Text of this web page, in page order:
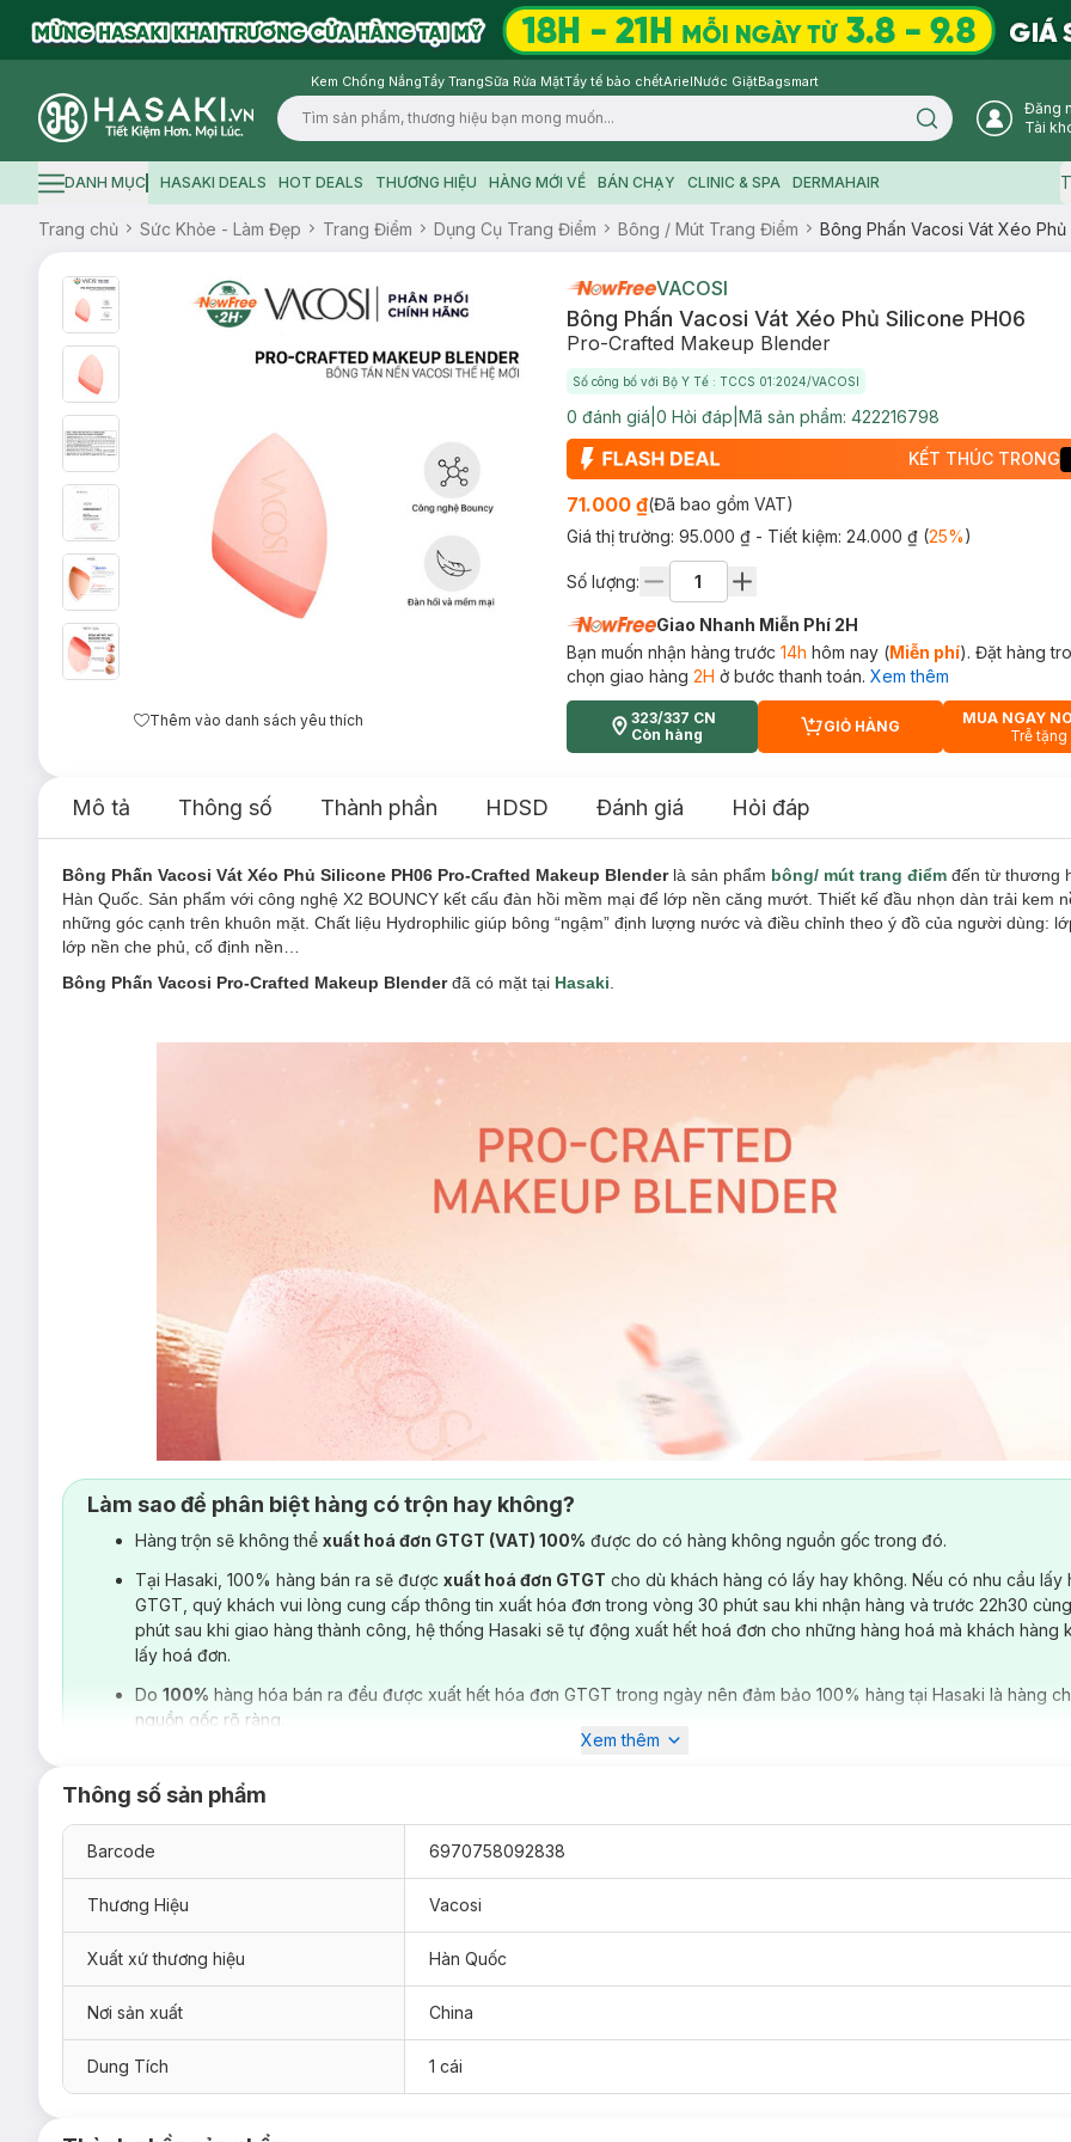
Kem Chống NắngTẩy TrangSữa Rửa MặtTẩy tế bào chếtArielNước GiặtBagsmart
Logo
Search icon
Đăng
Tài
Hamburger icon
DANH MỤC HASAKI DEALS HOT DEALS THƯƠNG HIỆU HÀNG MỚI VỀ BÁN CHẠY CLINIC & SPA DERMAHAIR
Trang chủ Sức Khỏe - Làm Đẹp Trang Điểm Dụng Cụ Trang Điểm Bông / Mút Trang Điểm Bông Phấn Vacosi Vát Xéo
Thêm vào danh sách yêu thích
VACOSI
Bông Phấn Vacosi Vát Xéo Phủ Silicone PH06
Pro-Crafted Makeup Blender
Số công bố với Bộ Y Tế : TCCS 01:2024/VACOSI
0 đánh giá 0 Hỏi đáp Mã sản phẩm: 422216798
KẾT THÚC TRONG
71.000 ₫(Đã bao gồm VAT)
Giá thị trường: 95.000 ₫ - Tiết kiệm: 24.000 ₫(25%)
Số lượng:
Giao Nhanh Miễn Phí 2H
Bạn muốn nhận hàng trước 14h hôm nay (Miễn phí). Đặt hàng
chọn giao hàng 2H ở bước thanh toán. Xem thêm
323/337 CN
Còn hàng
CART PLUS ICON
GIỎ HÀNG
MUA NGAY
Trễ tặng
Mô tả Thông số Thành phần HDSD Đánh giá Hỏi đáp
Bông Phấn Vacosi Vát Xéo Phủ Silicone PH06 Pro-Crafted Makeup Blenderlà sản phẩm bông/ mút trang điểm đến từ thương
Hàn Quốc. Sản phẩm với công nghệ X2 BOUNCY kết cấu đàn hồi mềm mại để lớp nền căng mướt. Thiết kế đầu nhọn dàn trải kem
những góc cạnh trên khuôn mặt. Chất liệu Hydrophilic giúp bông “ngậm” định lượng nước và điều chỉnh theo ý đồ của người dùng:
lớp nền che phủ, cố định nền…
Bông Phấn Vacosi Pro-Crafted Makeup Blenderđã có mặt tại Hasaki
Đối tượng sử dụng Bông Phấn Vacosi Vát Xéo Phủ Silicone PH06:
Dùng cho sản phẩm phấn lót, kem nền dạng lỏng (Liquid) hoặc dạng kem (Cream).
Ưu thế nổi bật của Bông Phấn Vacosi Vát Xéo Phủ Silicone PH06:
Làm sao để phân biệt hàng có trộn hay không?
Hàng trộn sẽ không thể xuất hoá đơn GTGT (VAT) 100% được do có hàng không nguồn gốc trong đó.
Tại Hasaki, 100% hàng bán ra sẽ được xuất hoá đơn GTGT cho dù khách hàng có lấy hay không. Nếu có nhu cầu lấy
GTGT, quý khách vui lòng cung cấp thông tin xuất hóa đơn trong vòng 30 phút sau khi nhận hàng và trước 22h30
phút sau khi giao hàng thành công, hệ thống Hasaki sẽ tự động xuất hết hoá đơn cho những hàng hoá mà khách hàng
lấy hoá đơn.
Do 100% hàng hóa bán ra đều được xuất hết hóa đơn GTGT trong ngày nên đảm bảo 100% hàng tại Hasaki là hàng
nguồn gốc rõ ràng.
Xem thêm
Thông số sản phẩm
Barcode 6970758092838
Thương Hiệu Vacosi
Xuất xứ thương hiệu Hàn Quốc
Nơi sản xuất China
Dung Tích 1 cái